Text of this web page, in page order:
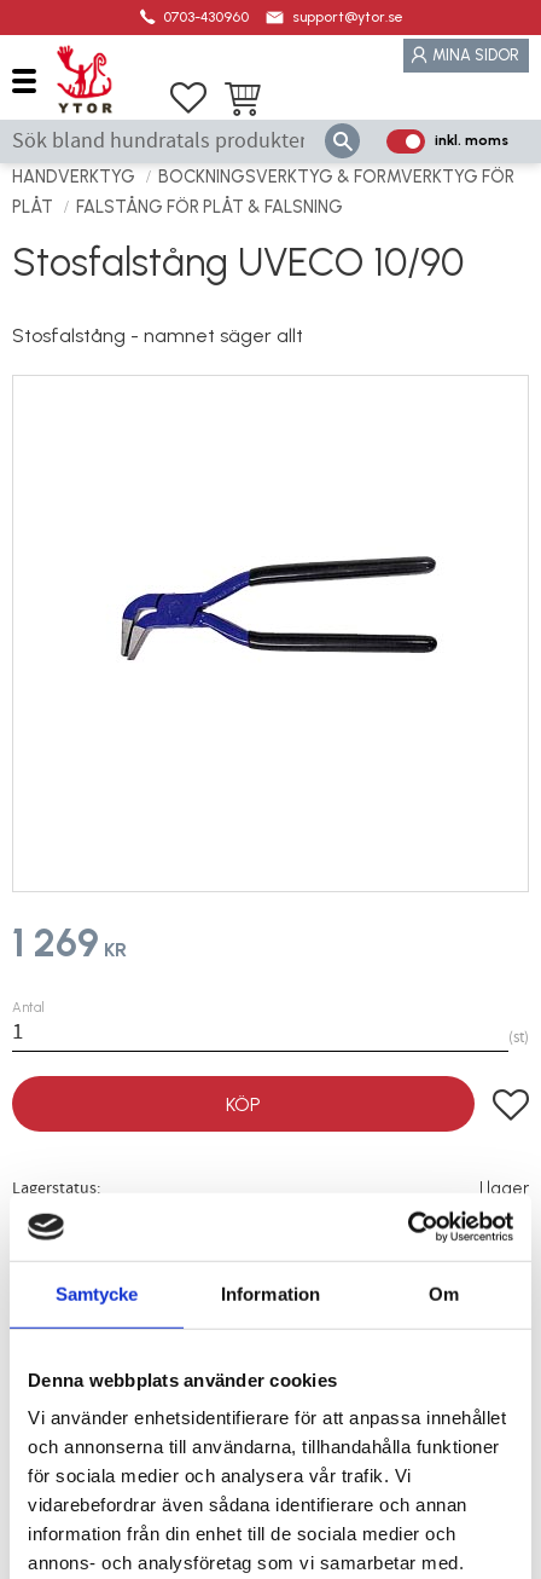
Samtycke Information Om
Denna webbplats använder cookies
Vi använder enhetsidentifierare för att anpassa innehållet
och annonserna till användarna, tillhandahålla funktioner
för sociala medier och analysera vår trafik. Vi
vidarebefordrar även sådana identifierare och annan
information från din enhet till de sociala medier och
annons- och analysföretag som vi samarbetar med.
0703-430960 support@ytor.se
MINA SIDOR
Favoriter
Kundvagn
P
ri
r
inkl. moms
HANDVERKTYG
BOCKNINGSVERKTYG & FORMVERKTYG FÖR
PLÅT
FALSTÅNG FÖR PLÅT & FALSNING
Stosfalstång UVECO 10/90
Stosfalstång - namnet säger allt
1 269 KR
Antal
st
KÖP
Lagerstatus I lager
Artikelnr
205103
Tången är blå och svart.
Bredd: 10 mm djup: 35 mm
Längd: 215 mm